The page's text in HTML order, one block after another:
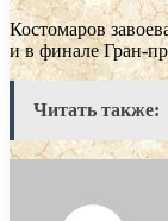
Костомаров
и в финале Гран-
Читать также: